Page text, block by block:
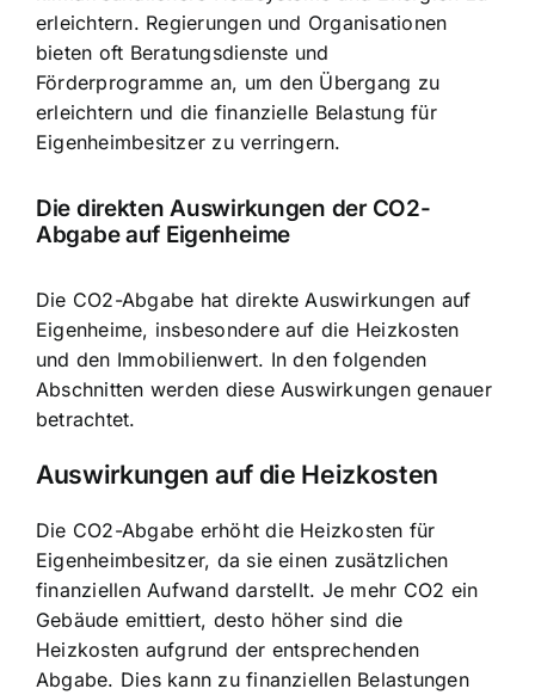
erleichtern. Regierungen und Organisationen
bieten oft Beratungsdienste und
Förderprogramme an, um den Übergang zu
erleichtern und die finanzielle Belastung für
Eigenheimbesitzer zu verringern.
Die direkten Auswirkungen der CO2-
Abgabe auf Eigenheime
Die CO2-Abgabe hat direkte Auswirkungen auf
Eigenheime, insbesondere auf die Heizkosten
und den Immobilienwert. In den folgenden
Abschnitten werden diese Auswirkungen genauer
betrachtet.
Auswirkungen auf die Heizkosten
Die CO2-Abgabe erhöht die Heizkosten für
Eigenheimbesitzer, da sie einen zusätzlichen
finanziellen Aufwand darstellt. Je mehr CO2 ein
Gebäude emittiert, desto höher sind die
Heizkosten aufgrund der entsprechenden
Abgabe. Dies kann zu finanziellen Belastungen